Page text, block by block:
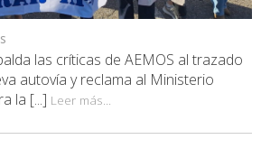
las críticas de AEMOS al trazado
autovía y reclama al Ministerio
la [...] Leer más...